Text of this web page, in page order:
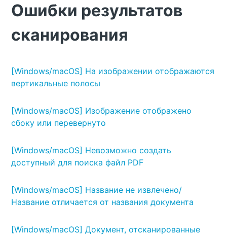
Ошибки результатов
сканирования
[Windows/macOS] На изображении отображаются
вертикальные полосы
[Windows/macOS] Изображение отображено
сбоку или перевернуто
[Windows/macOS] Невозможно создать
доступный для поиска файл PDF
[Windows/macOS] Название не извлечено/
Название отличается от названия документа
[Windows/macOS] Документ, отсканированные